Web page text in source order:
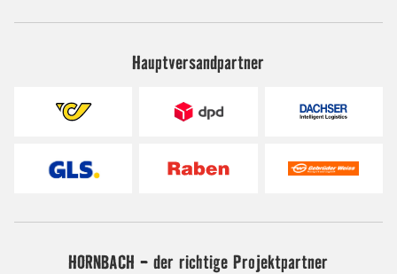
Hauptversandpartner
HORNBACH - der richtige Projektpartner